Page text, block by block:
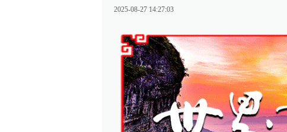
2025-08-27 14:27:03